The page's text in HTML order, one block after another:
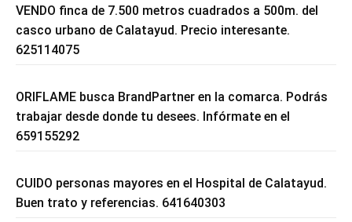
VENDO finca de 7.500 metros cuadrados a 500m. del
casco urbano de Calatayud. Precio interesante.
625114075
ORIFLAME busca BrandPartner en la comarca. Podrás
trabajar desde donde tu desees. Infórmate en el
659155292
CUIDO personas mayores en el Hospital de Calatayud.
Buen trato y referencias. 641640303